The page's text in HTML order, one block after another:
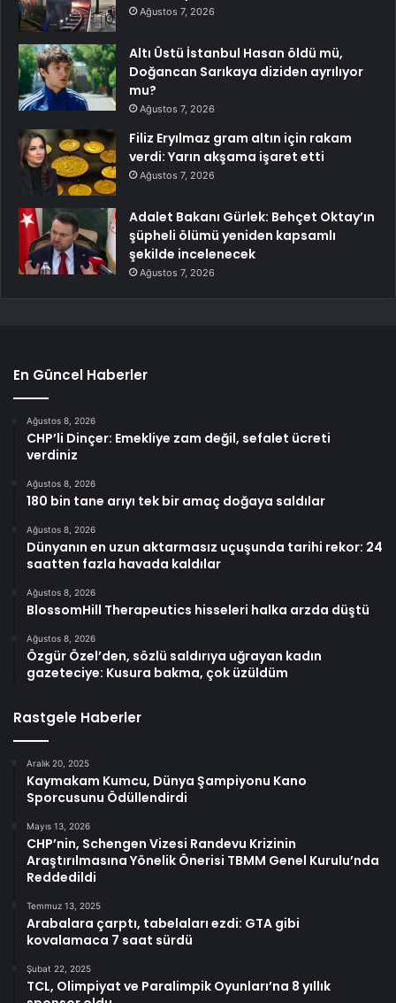
Ağustos 7, 2026
Altı Üstü İstanbul Hasan öldü mü,
Doğancan Sarıkaya diziden ayrılıyor
mu?
Ağustos 7, 2026
Filiz Eryılmaz gram altın için rakam
verdi: Yarın akşama işaret etti
Ağustos 7, 2026
Adalet Bakanı Gürlek: Behçet Oktay’ın
şüpheli ölümü yeniden kapsamlı
şekilde incelenecek
Ağustos 7, 2026
En Güncel Haberler
Ağustos 8, 2026
CHP’li Dinçer: Emekliye zam değil, sefalet ücreti
verdiniz
Ağustos 8, 2026
180 bin tane arıyı tek bir amaç doğaya saldılar
Ağustos 8, 2026
Dünyanın en uzun aktarmasız uçuşunda tarihi rekor: 24
saatten fazla havada kaldılar
Ağustos 8, 2026
BlossomHill Therapeutics hisseleri halka arzda düştü
Ağustos 8, 2026
Özgür Özel’den, sözlü saldırıya uğrayan kadın
gazeteciye: Kusura bakma, çok üzüldüm
Rastgele Haberler
Aralık 20, 2025
Kaymakam Kumcu, Dünya Şampiyonu Kano
Sporcusunu Ödüllendirdi
Mayıs 13, 2026
CHP’nin, Schengen Vizesi Randevu Krizinin
Araştırılmasına Yönelik Önerisi TBMM Genel Kurulu’nda
Reddedildi
Temmuz 13, 2025
Arabalara çarptı, tabelaları ezdi: GTA gibi
kovalamaca 7 saat sürdü
Şubat 22, 2025
TCL, Olimpiyat ve Paralimpik Oyunları’na 8 yıllık